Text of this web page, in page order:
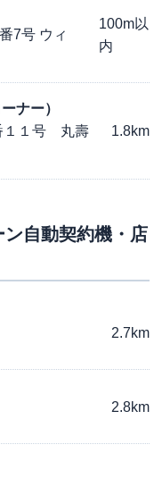
7号 ウィ
100m以
内
ナー）
１１号 丸壽
1.8km
自動契約機・店
2.7km
2.8km